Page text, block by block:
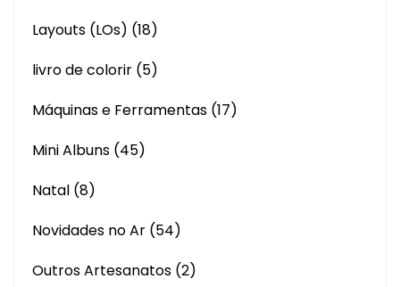
Layouts (LOs) (18)
livro de colorir (5)
Máquinas e Ferramentas (17)
Mini Albuns (45)
Natal (8)
Novidades no Ar (54)
Outros Artesanatos (2)